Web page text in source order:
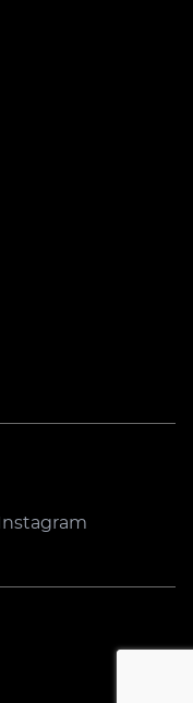
Instagram